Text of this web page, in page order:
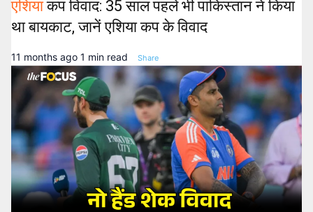
एशियाकप विवाद: 35 साल पहले भी पाकिस्तान ने किया
था बायकाट, जानें एशिया कप के विवाद
11 months ago 1 min read Share